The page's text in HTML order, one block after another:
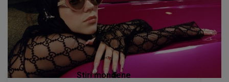
Stiri mondene